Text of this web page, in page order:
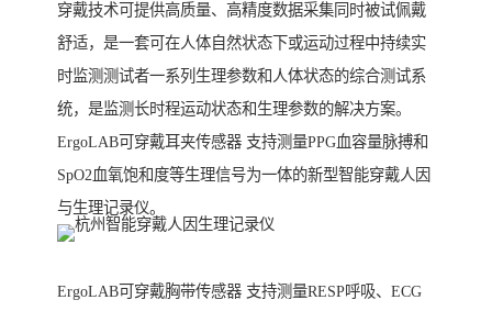
穿戴技术可提供高质量、高精度数据采集同时被试佩戴
舒适，是一套可在人体自然状态下或运动过程中持续实
时监测测试者一系列生理参数和人体状态的综合测试系
统，是监测长时程运动状态和生理参数的解决方案。
ErgoLAB可穿戴耳夹传感器 支持测量PPG血容量脉搏和
SpO2血氧饱和度等生理信号为一体的新型智能穿戴人因
与生理记录仪。
ErgoLAB可穿戴胸带传感器 支持测量RESP呼吸、ECG